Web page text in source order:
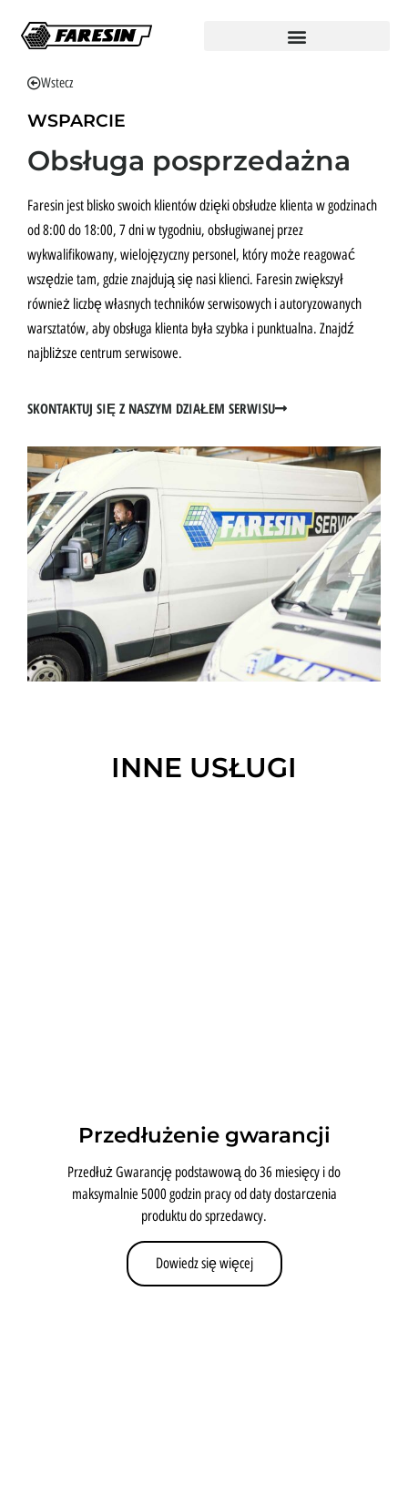
Wstecz
WSPARCIE
Obsługa posprzedażna
Faresin jest blisko swoich klientów dzięki obsłudze klienta w godzinach
od 8:00 do 18:00, 7 dni w tygodniu, obsługiwanej przez
wykwalifikowany, wielojęzyczny personel, który może reagować
wszędzie tam, gdzie znajdują się nasi klienci. Faresin zwiększył
również liczbę własnych techników serwisowych i autoryzowanych
warsztatów, aby obsługa klienta była szybka i punktualna. Znajdź
najbliższe centrum serwisowe.
SKONTAKTUJ SIĘ Z NASZYM DZIAŁEM SERWISU
INNE USŁUGI
Przedłużenie gwarancji
Przedłuż Gwarancję podstawową do 36 miesięcy i do
maksymalnie 5000 godzin pracy od daty dostarczenia
produktu do sprzedawcy.
Dowiedz się więcej